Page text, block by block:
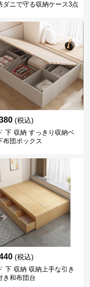
ダニで守る収納ケース3点
(税込)
下 収納 すっきり収納ベ
布団ボックス
(税込)
下 収納 収納上手な引き
き和布団台